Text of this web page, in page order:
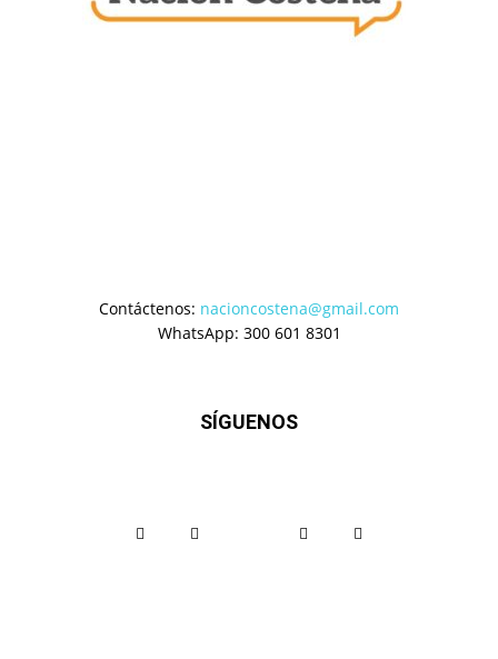
Contáctenos: nacioncostena@gmail.com
WhatsApp: 300 601 8301
SÍGUENOS